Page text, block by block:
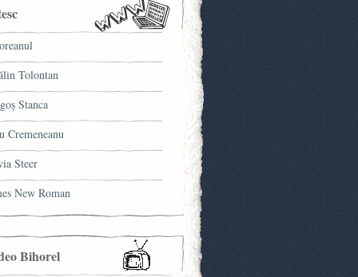
Tolontan
Stanca
Cremeneanu
Steer
New Roman
Bihorel